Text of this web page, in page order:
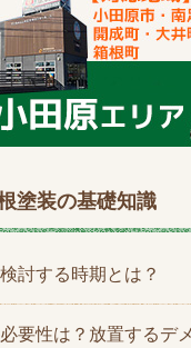
塗装の基礎知識
討する時期とは？
要性は？放置するデ